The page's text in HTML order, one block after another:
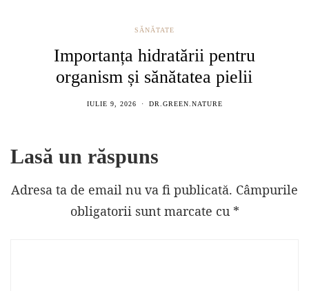
SĂNĂTATE
Importanța hidratării pentru
organism și sănătatea pielii
IULIE 9, 2026 DR.GREEN.NATURE
Lasă un răspuns
Adresa ta de email nu va fi publicată. Câmpurile
obligatorii sunt marcate cu *